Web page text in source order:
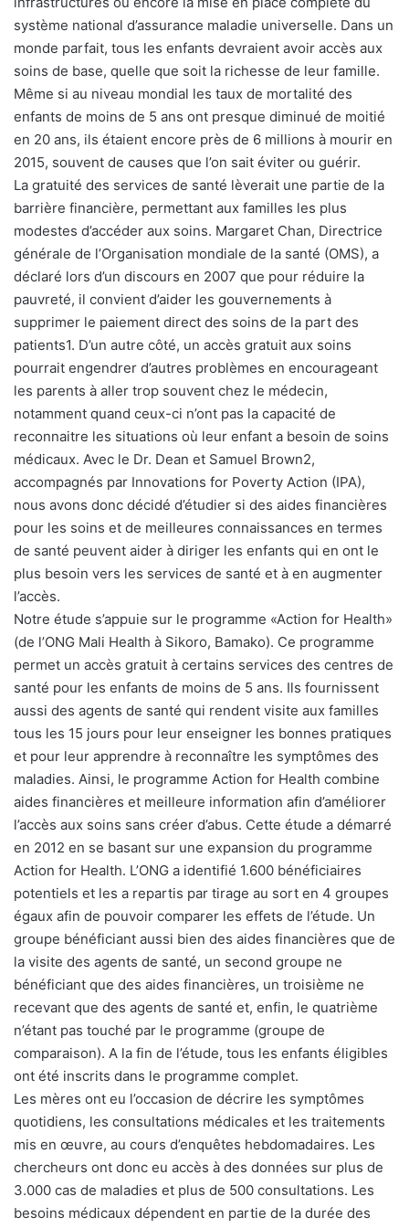
système national d’assurance maladie universelle. Dans un
monde parfait, tous les enfants devraient avoir accès aux
soins de base, quelle que soit la richesse de leur famille.
Même si au niveau mondial les taux de mortalité des
enfants de moins de 5 ans ont presque diminué de moitié
en 20 ans, ils étaient encore près de 6 millions à mourir en
2015, souvent de causes que l’on sait éviter ou guérir.
La gratuité des services de santé lèverait une partie de la
barrière financière, permettant aux familles les plus
modestes d’accéder aux soins. Margaret Chan, Directrice
générale de l’Organisation mondiale de la santé (OMS), a
déclaré lors d’un discours en 2007 que pour réduire la
pauvreté, il convient d’aider les gouvernements à
supprimer le paiement direct des soins de la part des
patients1. D’un autre côté, un accès gratuit aux soins
pourrait engendrer d’autres problèmes en encourageant
les parents à aller trop souvent chez le médecin,
notamment quand ceux-ci n’ont pas la capacité de
reconnaitre les situations où leur enfant a besoin de soins
médicaux. Avec le Dr. Dean et Samuel Brown2,
accompagnés par Innovations for Poverty Action (IPA),
nous avons donc décidé d’étudier si des aides financières
pour les soins et de meilleures connaissances en termes
de santé peuvent aider à diriger les enfants qui en ont le
plus besoin vers les services de santé et à en augmenter
l’accès.
Notre étude s’appuie sur le programme «Action for Health»
(de l’ONG Mali Health à Sikoro, Bamako). Ce programme
permet un accès gratuit à certains services des centres de
santé pour les enfants de moins de 5 ans. Ils fournissent
aussi des agents de santé qui rendent visite aux familles
tous les 15 jours pour leur enseigner les bonnes pratiques
et pour leur apprendre à reconnaître les symptômes des
maladies. Ainsi, le programme Action for Health combine
aides financières et meilleure information afin d’améliorer
l’accès aux soins sans créer d’abus. Cette étude a démarré
en 2012 en se basant sur une expansion du programme
Action for Health. L’ONG a identifié 1.600 bénéficiaires
potentiels et les a repartis par tirage au sort en 4 groupes
égaux afin de pouvoir comparer les effets de l’étude. Un
groupe bénéficiant aussi bien des aides financières que de
la visite des agents de santé, un second groupe ne
bénéficiant que des aides financières, un troisième ne
recevant que des agents de santé et, enfin, le quatrième
n’étant pas touché par le programme (groupe de
comparaison). A la fin de l’étude, tous les enfants éligibles
ont été inscrits dans le programme complet.
Les mères ont eu l’occasion de décrire les symptômes
quotidiens, les consultations médicales et les traitements
mis en œuvre, au cours d’enquêtes hebdomadaires. Les
chercheurs ont donc eu accès à des données sur plus de
3.000 cas de maladies et plus de 500 consultations. Les
besoins médicaux dépendent en partie de la durée des